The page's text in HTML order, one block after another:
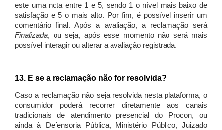
este uma nota entre 1 e 5, sendo 1 o nível mais baixo de
satisfação e 5 o mais alto. Por fim, é possível inserir um
comentário final. Após a avaliação, a reclamação será
Finalizada, ou seja, após esse momento não será mais
possível interagir ou alterar a avaliação registrada.
13. E se a reclamação não for resolvida?
Caso a reclamação não seja resolvida nesta plataforma, o
consumidor poderá recorrer diretamente aos canais
tradicionais de atendimento presencial do Procon, ou
ainda à Defensoria Pública, Ministério Público, Juizado